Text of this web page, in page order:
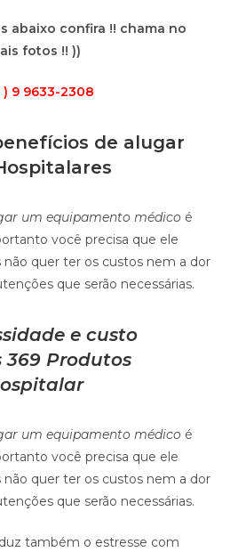
abaixo confira !! chama no
fotos !! ))
9 9633-2308
de alugar
um equipamento médico é
você precisa que ele
quer ter os custos nem a dor
que serão necessárias.
e custo
369 Produtos
um equipamento médico é
você precisa que ele
quer ter os custos nem a dor
que serão necessárias.
também o estresse com